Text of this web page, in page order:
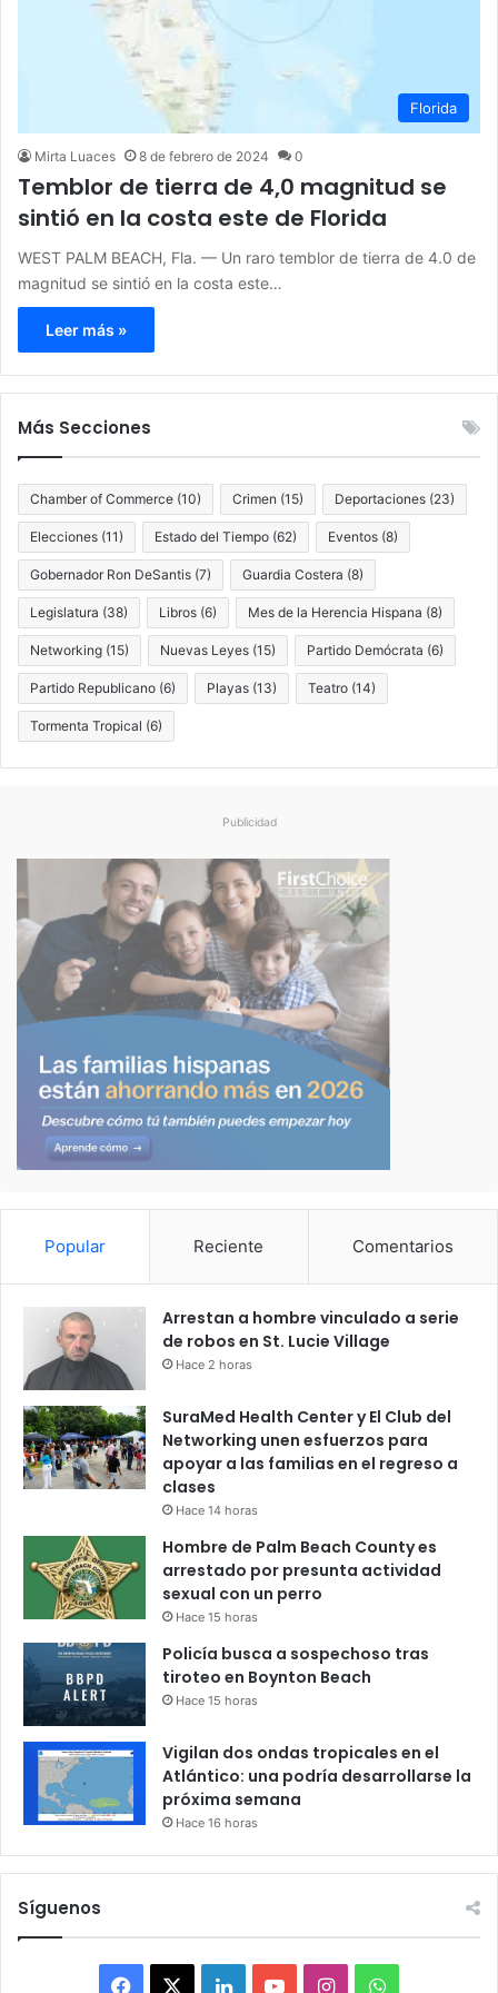
Florida
Mirta Luaces 8 de febrero de 2024 0
Temblor de tierra de 4,0 magnitud se
sintió en la costa este de Florida
WEST PALM BEACH, Fla. — Un raro temblor de tierra de 4.0 de
magnitud se sintió en la costa este…
Leer más »
Más Secciones
Chamber of Commerce (10) Crimen (15) Deportaciones (23)
Elecciones (11) Estado del Tiempo (62) Eventos (8)
Gobernador Ron DeSantis (7) Guardia Costera (8)
Legislatura (38) Libros (6) Mes de la Herencia Hispana (8)
Networking (15) Nuevas Leyes (15) Partido Demócrata (6)
Partido Republicano (6) Playas (13) Teatro (14)
Tormenta Tropical (6)
Publicidad
Popular Reciente Comentarios
Arrestan a hombre vinculado a serie
de robos en St. Lucie Village
Hace 2 horas
SuraMed Health Center y El Club del
Networking unen esfuerzos para
apoyar a las familias en el regreso a
clases
Hace 14 horas
Hombre de Palm Beach County es
arrestado por presunta actividad
sexual con un perro
Hace 15 horas
Policía busca a sospechoso tras
tiroteo en Boynton Beach
Hace 15 horas
Vigilan dos ondas tropicales en el
Atlántico: una podría desarrollarse la
próxima semana
Hace 16 horas
Síguenos
L
I
W